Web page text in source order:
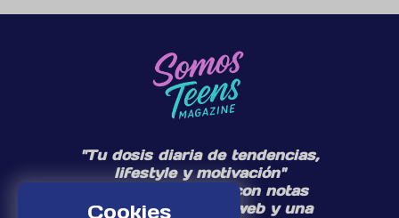
Cookies
"Tu dosis diaria de tendencias,
lifestyle y motivación"
Te acompañamos con notas
diarias en nuestra web y una